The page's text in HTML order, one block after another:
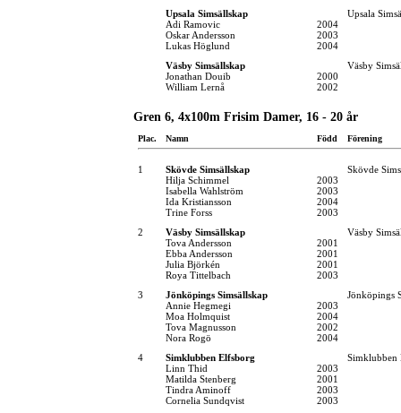
Upsala Simsällskap
Upsala
Adi Ramovic
2004
Oskar Andersson
2003
Lukas Höglund
2004
Väsby Simsällskap
Väsby
Jonathan Douib
2000
William Lernå
2002
Gren 6, 4x100m Frisim Damer, 16 - 20 år
Plac. Namn Född Förening
1 Skövde Simsällskap
Skövde
Hilja Schimmel
2003
Isabella Wahlström
2003
Ida Kristiansson
2004
Trine Forss
2003
2
Väsby Simsällskap
Väsby
Tova Andersson
2001
Ebba Andersson
2001
Julia Björkén
2001
Roya Tittelbach
2003
3
Jönköpings Simsällskap
Jönköpings
Annie Hegmegi
2003
Moa Holmquist
2004
Tova Magnusson
2002
Nora Rogö
2004
4
Simklubben Elfsborg
Simklubben
Linn Thid
2003
Matilda Stenberg
2001
Tindra Aminoff
2003
Cornelia Sundqvist
2003